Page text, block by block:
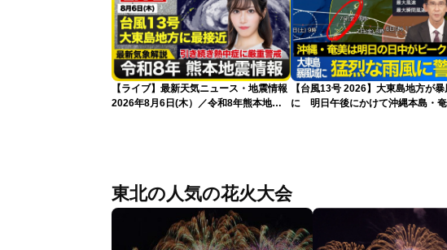
【ライブ】最新天気ニュース・地震情報
2026年8月6日(木）／令和8年熊本地震
【台風13号 2026】大東島地方が暴
に 明日午後にかけて沖縄本島・
東北の人気の花火大会